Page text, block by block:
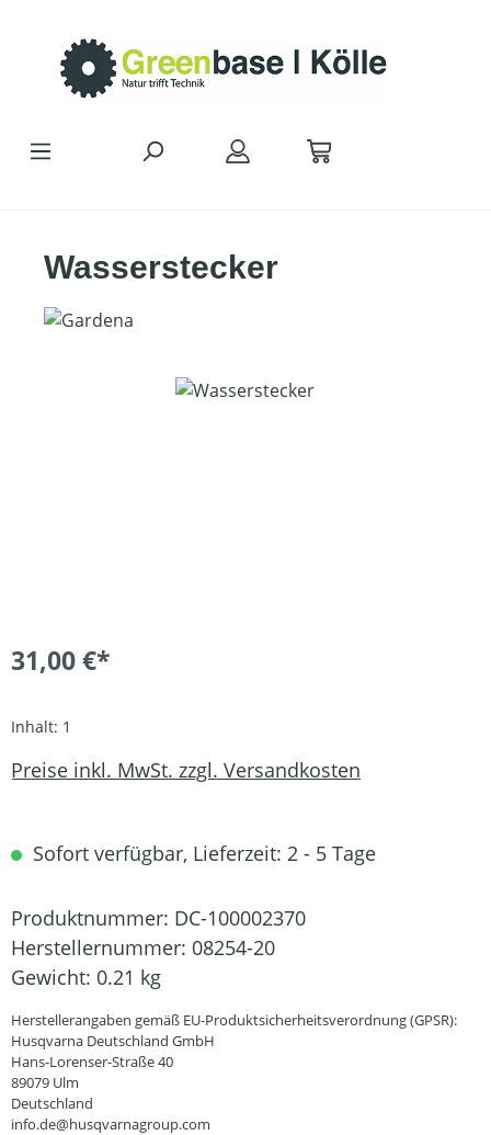
Wasserstecker
Bildergalerie überspringen
31,00 €*
Inhalt: 1
Preise inkl. MwSt. zzgl. Versandkosten
Sofort verfügbar, Lieferzeit: 2 - 5 Tage
Produktnummer: DC-100002370
Herstellernummer: 08254-20
Gewicht: 0.21 kg
Herstellerangaben gemäß EU-Produktsicherheitsverordnung (GPSR):
Husqvarna Deutschland GmbH
Hans-Lorenser-Straße 40
89079 Ulm
Deutschland
info.de@husqvarnagroup.com